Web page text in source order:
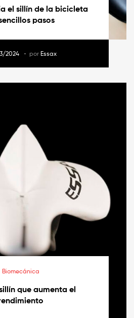
el sillín de la bicicleta
pasos
2024 por Essax
Biomecánica
que aumenta el